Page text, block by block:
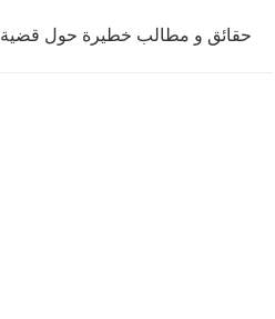
حقائق و مطالب خطيرة حول قضية